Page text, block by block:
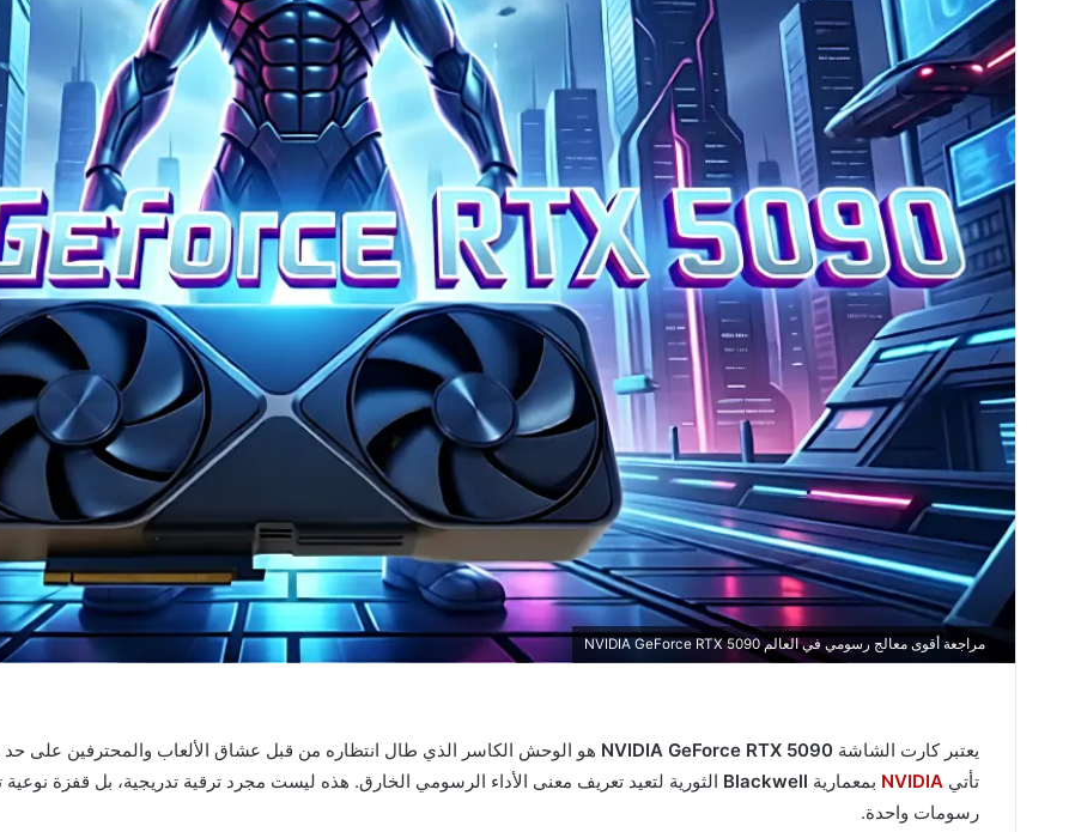
مراجعة أقوى معالج رسومي في العالم NVIDIA GeForce RTX 5090
يعتبر كارت الشاشة NVIDIA GeForce RTX 5090
تأتي NVIDIA بمعمارية Blackwell الثورية لتعيد تعريف معنى الأداء الرسومي الخارق. هذه ليست مجرد ترقية تدريجية، بل قفزة
رسومات واحدة.